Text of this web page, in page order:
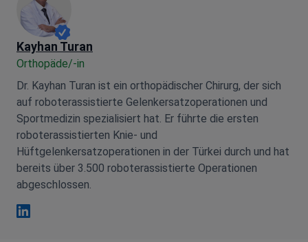
Kayhan Turan
Orthopäde/-in
Dr. Kayhan Turan ist ein orthopädischer Chirurg, der sich
auf roboterassistierte Gelenkersatzoperationen und
Sportmedizin spezialisiert hat. Er führte die ersten
roboterassistierten Knie- und
Hüftgelenkersatzoperationen in der Türkei durch und hat
bereits über 3.500 roboterassistierte Operationen
abgeschlossen.